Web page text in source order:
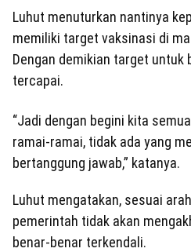
Luhut menuturkan nantinya
memiliki target vaksinasi di
Dengan demikian target untuk
tercapai.
“Jadi dengan begini kita
ramai-ramai, tidak ada yang
bertanggung jawab,” katanya.
Luhut mengatakan, sesuai
pemerintah tidak akan
benar-benar terkendali.